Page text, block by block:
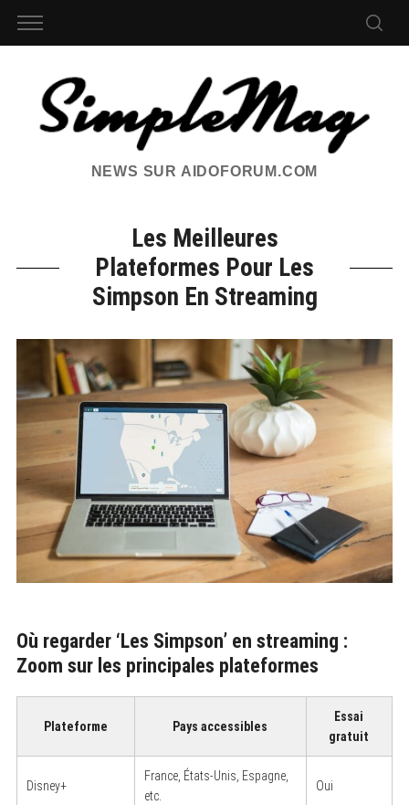
NEWS SUR AIDOFORUM.COM
Les Meilleures
Plateformes Pour Les
Simpson En Streaming
Où regarder ‘Les Simpson’ en streaming :
Zoom sur les principales plateformes
Plateforme Pays accessibles
Essai
gratuit
Disney+
France, États-Unis, Espagne,
etc.
Oui